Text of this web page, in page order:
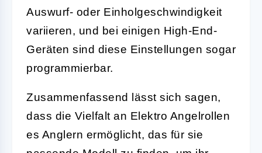
Auswurf- oder Einholgeschwindigkeit
variieren, und bei einigen High-End-
Geräten sind diese Einstellungen sogar
programmierbar.
Zusammenfassend lässt sich sagen,
dass die Vielfalt an Elektro Angelrollen
es Anglern ermöglicht, das für sie